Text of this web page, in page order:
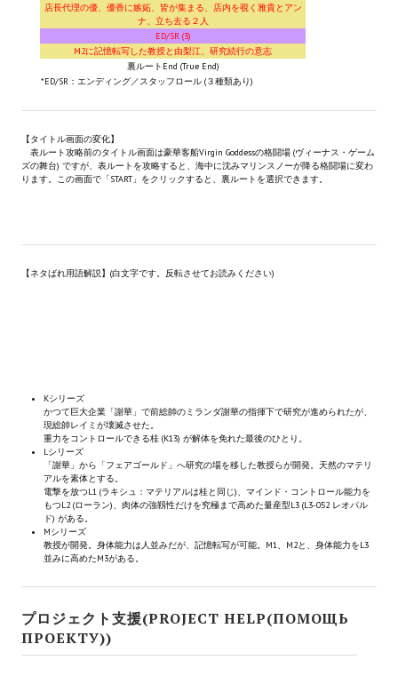
店長代理の優、優香に嫉妬、皆が集まる、店内を覗く雅貴とアン
ナ、立ち去る２人
ED/SR (3)
M2に記憶転写した教授と由梨江、研究続行の意志
裏ルートEnd (True End)
*ED/SR：エンディング／スタッフロール (３種類あり)
【タイトル画面の変化】
表ルート攻略前のタイトル画面は豪華客船Virgin Goddessの格闘場 (ヴィーナス・ゲーム
ズの舞台) ですが、表ルートを攻略すると、海中に沈みマリンスノーが降る格闘場に変わ
ります。この画面で「START」をクリックすると、裏ルートを選択できます。
【ネタばれ用語解説】(白文字です。反転させてお読みください)
Kシリーズ
かつて巨大企業「謝華」で前総帥のミランダ謝華の指揮下で研究が進められたが、
現総帥レイミが壊滅させた。
重力をコントロールできる桂 (K13) が解体を免れた最後のひとり。
Lシリーズ
「謝華」から「フェアゴールド」へ研究の場を移した教授らが開発。天然のマテリ
アルを素体とする。
電撃を放つL1 (ラキシュ：マテリアルは桂と同じ)、マインド・コントロール能力を
もつL2 (ローラン)、肉体の強靱性だけを究極まで高めた量産型L3 (L3-052 レオパル
ド) がある。
Mシリーズ
教授が開発。身体能力は人並みだが、記憶転写が可能。M1、M2と、身体能力をL3
並みに高めたM3がある。
プロジェクト支援(PROJECT HELP(ПОМОЩЬ
ПРОЕКТУ))